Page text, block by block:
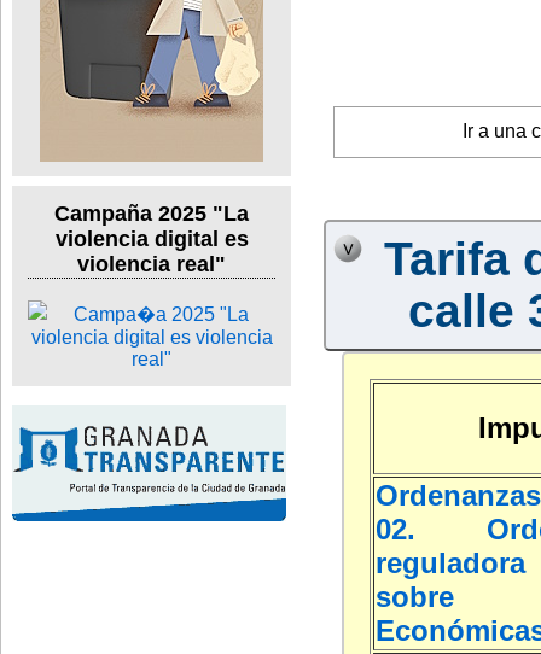
Campaña 2025 "La
violencia digital es
violencia real"
Ir a una
Tarifa
calle
02.
sobre